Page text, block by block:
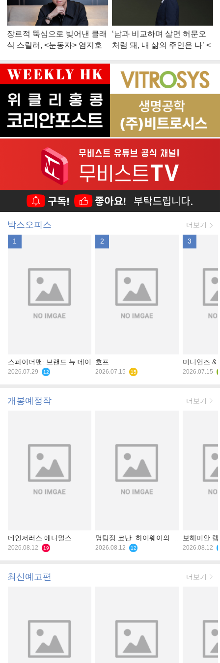
장르적 뚝심으로 빚어낸 클래
식 스릴러, <눈동자> 염지호
‘남과 비교하며 살면 허문오
처럼 돼, 내 삶의 주인은 나’ <
박스오피스 더보기
1
스파이더맨: 브랜드 뉴 데이
2026.07.29 12
2
호프
2026.07.15 15
3
미니언즈 &
2026.07.15
개봉예정작 더보기
데인저러스 애니멀스
2026.08.12 19
명탐정 코난: 하이웨이의 타
천사
2026.08.12 12
보헤미안
2026.08.12
최신예고편 더보기